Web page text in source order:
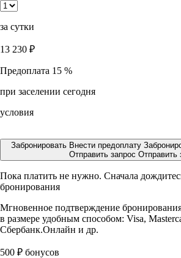
за сутки
13 230 ₽
Предоплата 15 %
при заселении сегодня
условия
Забронировать Внести предоплату
Отправить запрос Отправить
Пока платить не нужно. Сначала
бронирования
Мгновенное подтверждение
в размере удобным способом: Visa,
Сбербанк.Онлайн и др.
500 ₽ бонусов